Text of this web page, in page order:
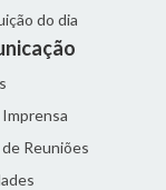
do dia
Imprensa
Reuniões